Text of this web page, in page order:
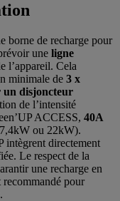
borne de recharge pour
une ligne
l’appareil. Cela
minimale de 3 x
un disjoncteur
de l’intensité
ACCESS, 40A
ou 22kW).
intègrent directement
Le respect de la
une recharge en
recommandé pour